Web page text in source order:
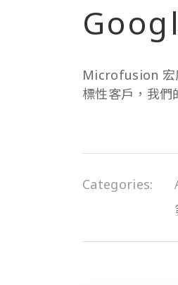
Microfusion 宏
標性客戶，我們
Categories